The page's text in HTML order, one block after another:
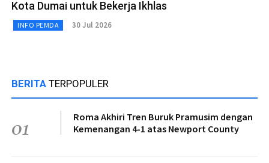
Kota Dumai untuk Bekerja Ikhlas
INFO PEMDA 30 Jul 2026
BERITA TERPOPULER
01
Roma Akhiri Tren Buruk Pramusim dengan
Kemenangan 4-1 atas Newport County